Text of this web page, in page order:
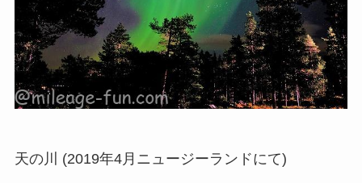
天の川 (2019年4月ニュージーランドにて)